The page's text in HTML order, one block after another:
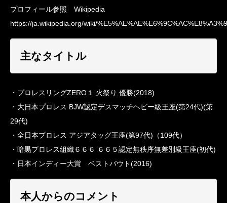
プロフィール参照 Wikipedia
https://ja.wikipedia.org/wiki/
主なタイトル
・プロレスリングZERO１ 火祭り 優勝(2018)
・大日本プロレス BJW認定デスマッチヘビー級王座(第24代)(第
29代)
・全日本プロレス アジアタッグ王座(第97代)（109代）
・暗黒プロレス組織６６６ ６６５認定無秩序無差別級王座(初代)
・日本インディー大賞 ベストバウト(2016)
本人からのコメント